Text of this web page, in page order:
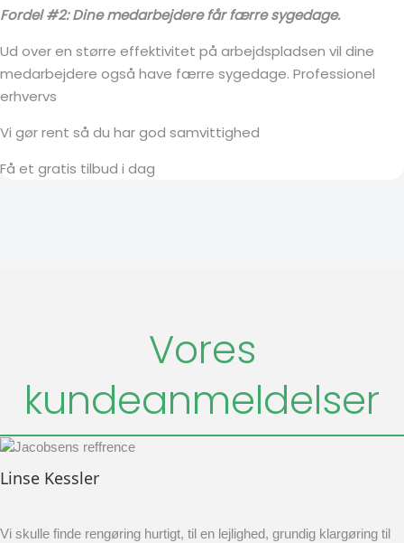
Fordel #2: Dine medarbejdere får færre sygedage.
Ud over en større effektivitet på arbejdspladsen vil dine
medarbejdere også have færre sygedage. Professionel
erhvervs
Vi gør rent så du har god samvittighed
Få et gratis tilbud i dag
Vores
kundeanmeldelser
Linse Kessler
Vi skulle finde rengøring hurtigt, til en lejlighed, grundig klargøring til